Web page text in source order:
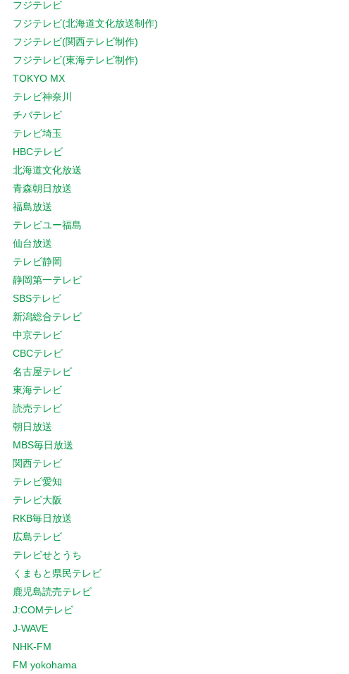
フジテレビ
フジテレビ(北海道文化放送制作)
フジテレビ(関西テレビ制作)
フジテレビ(東海テレビ制作)
TOKYO MX
テレビ神奈川
チバテレビ
テレビ埼玉
HBCテレビ
北海道文化放送
青森朝日放送
福島放送
テレビユー福島
仙台放送
テレビ静岡
静岡第一テレビ
SBSテレビ
新潟総合テレビ
中京テレビ
CBCテレビ
名古屋テレビ
東海テレビ
読売テレビ
朝日放送
MBS毎日放送
関西テレビ
テレビ愛知
テレビ大阪
RKB毎日放送
広島テレビ
テレビせとうち
くまもと県民テレビ
鹿児島読売テレビ
J:COMテレビ
J-WAVE
NHK-FM
FM yokohama